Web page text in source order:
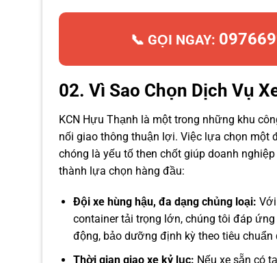
📞 GỌI NGAY:
02. Vì Sao Chọn Dịch Vụ
KCN Hựu Thạnh là một trong những khu
nối giao thông thuận lợi. Việc lựa chọn một
chóng là yếu tố then chốt giúp doanh
thành lựa chọn hàng đầu:
Đội xe hùng hậu, đa dạng chủng loại:
container tải trọng lớn, chúng tôi đáp
động, bảo dưỡng định kỳ theo tiêu chuẩn
Thời gian giao xe kỷ lục: Nếu xe sẵn có